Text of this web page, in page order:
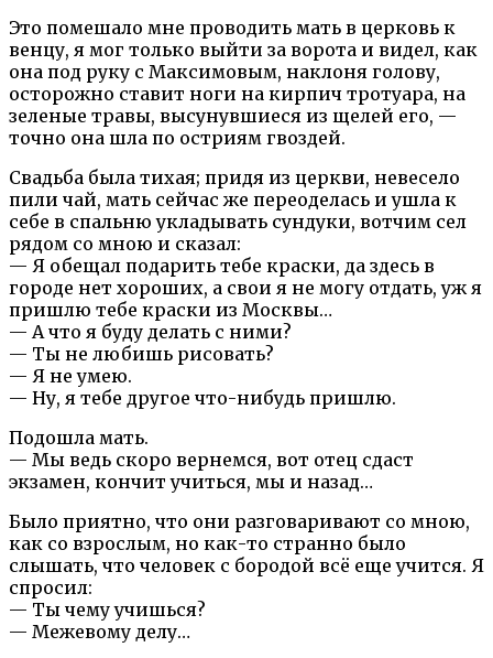
Это помешало мне проводить мать в церковь к
венцу, я мог только выйти за ворота и видел, как
она под руку с Максимовым, наклоня голову,
осторожно ставит ноги на кирпич тротуара, на
зеленые травы, высунувшиеся из щелей его, —
точно она шла по остриям гвоздей.
Свадьба была тихая; придя из церкви, невесело
пили чай, мать сейчас же переоделась и ушла к
себе в спальню укладывать сундуки, вотчим сел
рядом со мною и сказал:
— Я обещал подарить тебе краски, да здесь в
городе нет хороших, а свои я не могу отдать, уж я
пришлю тебе краски из Москвы…
— А что я буду делать с ними?
— Ты не любишь рисовать?
— Я не умею.
— Ну, я тебе другое что-нибудь пришлю.
Подошла мать.
— Мы ведь скоро вернемся, вот отец сдаст
экзамен, кончит учиться, мы и назад…
Было приятно, что они разговаривают со мною,
как со взрослым, но как-то странно было
слышать, что человек с бородой всё еще учится. Я
спросил:
— Ты чему учишься?
— Межевому делу…